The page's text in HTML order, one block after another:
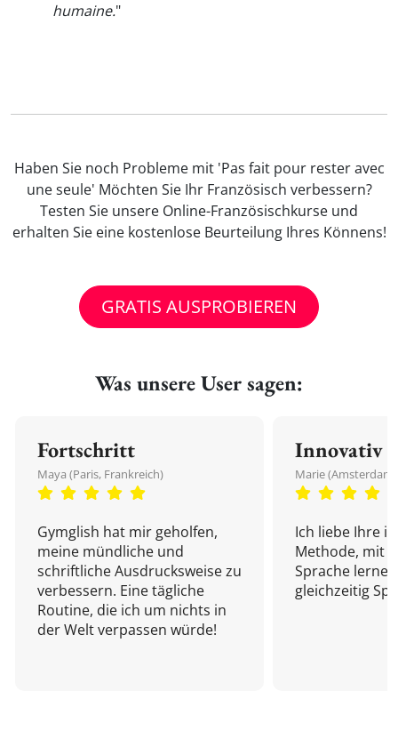
humaine."
Haben Sie noch Probleme mit 'Pas fait pour rester avec
une seule' Möchten Sie Ihr Französisch verbessern?
Testen Sie unsere Online-Französischkurse und
erhalten Sie eine kostenlose Beurteilung Ihres Könnens!
GRATIS AUSPROBIEREN
Was unsere User sagen:
Fortschritt
Maya (Paris, Frankreich)
Gymglish hat mir geholfen,
meine mündliche und
schriftliche Ausdrucksweise zu
verbessern. Eine tägliche
Routine, die ich um nichts in
der Welt verpassen würde!
Innovativ
Marie
Ich liebe Ihre
Methode, mit
Sprache
gleichzeitig